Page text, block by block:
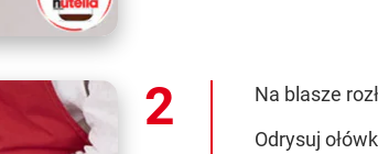
Na blasze
Odrysuj